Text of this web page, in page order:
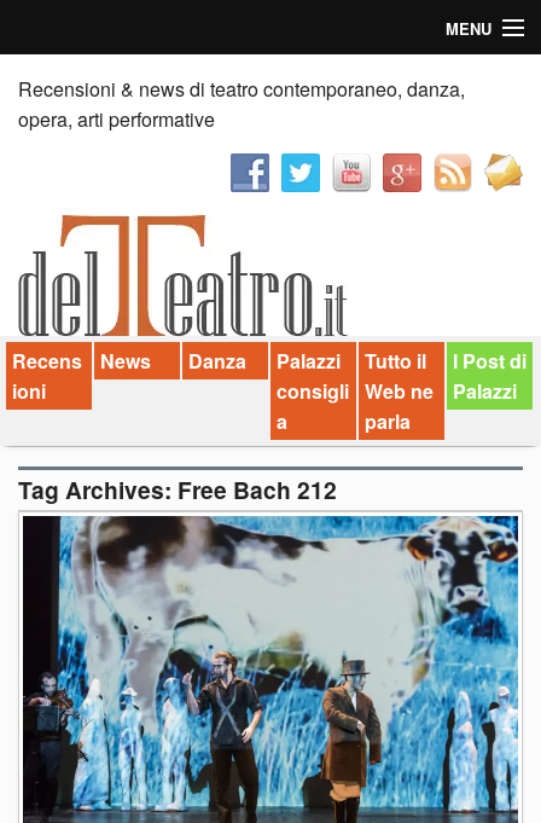
MENU
Home
Recensioni
News
Palazzi consiglia
Video
Chi siamo
Contatti
dT in English
Recensioni & news di teatro contemporaneo, danza,
opera, arti performative
Recens
ioni
News Danza
Palazzi
consigli
a
Tutto il
Web ne
parla
I Post di
Palazzi
Tag Archives: Free Bach 212